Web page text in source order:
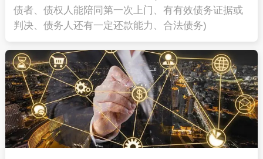
债者、债权人能陪同第一次上门、有有效债务证据或
判决、债务人还有一定还款能力、合法债务)